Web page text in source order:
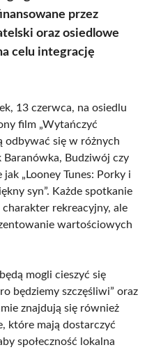
przez
oraz osiedlowe
celu integrację
13 czerwca, na osiedlu
film „Wytańczyć
odbywać się w różnych
Baranówka, Budziwój czy
„Looney Tunes: Porky i
syn”. Każde spotkanie
rekreacyjny, ale
wartościowych
mogli cieszyć się
będziemy szczęśliwi” oraz
znajdują się również
które mają dostarczyć
społeczność lokalna